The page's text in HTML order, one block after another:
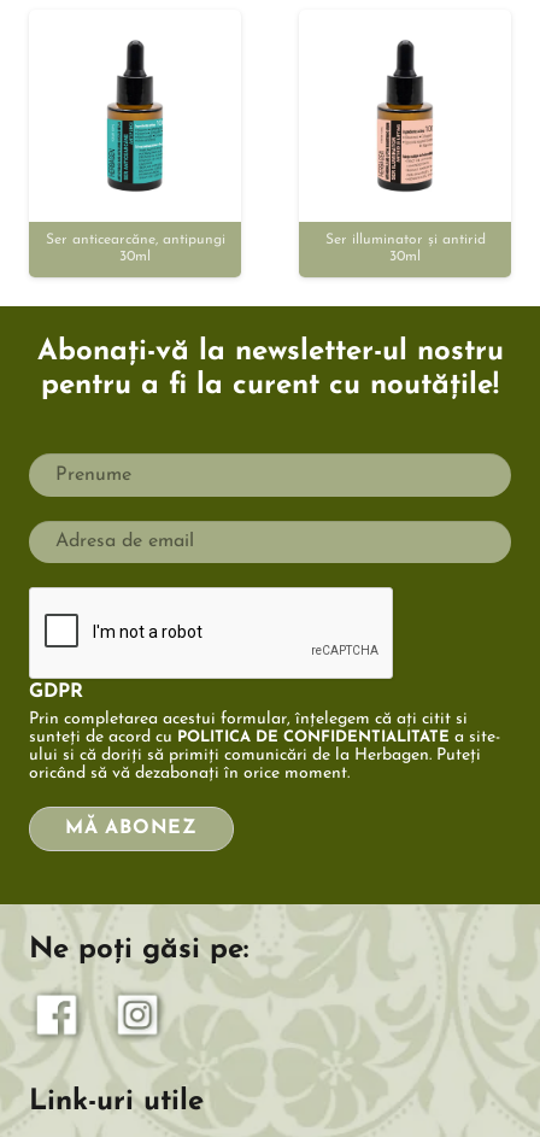
Ser anticearcăne, antipungi
30ml
Ser illuminator și antirid
30ml
Abonați-vă la newsletter-ul nostru
pentru a fi la curent cu noutățile!
GDPR
Prin completarea acestui formular, înțelegem că ați citit si
sunteți de acord cu
POLITICA DE CONFIDENTIALITATE a site-
ului si că doriți să primiți comunicări de la Herbagen. Puteți
oricând să vă dezabonați în orice moment.
MĂ ABONEZ
Ne poți găsi pe:
Link-uri utile